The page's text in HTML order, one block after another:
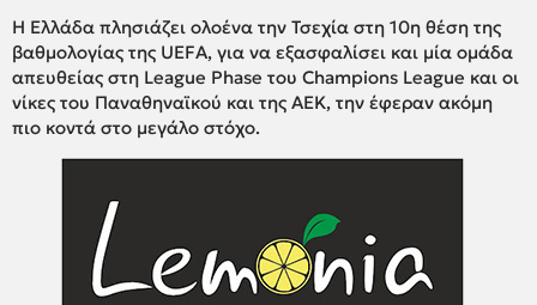
Η Ελλάδα πλησιάζει ολοένα την Τσεχία στη 10η θέση της
βαθμολογίας της UEFA, για να εξασφαλίσει και μία ομάδα
απευθείας στη League Phase του Champions League και οι
νίκες του Παναθηναϊκού και της ΑΕΚ, την έφεραν ακόμη
πιο κοντά στο μεγάλο στόχο.